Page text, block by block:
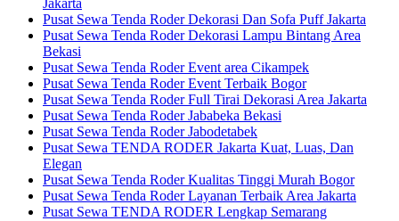
Pusat Sewa Tenda Roder Dekorasi Dan Sofa Puff Jakarta
Pusat Sewa Tenda Roder Dekorasi Lampu Bintang Area
Bekasi
Pusat Sewa Tenda Roder Event area Cikampek
Pusat Sewa Tenda Roder Event Terbaik Bogor
Pusat Sewa Tenda Roder Full Tirai Dekorasi Area Jakarta
Pusat Sewa Tenda Roder Jababeka Bekasi
Pusat Sewa Tenda Roder Jabodetabek
Pusat Sewa TENDA RODER Jakarta Kuat, Luas, Dan
Elegan
Pusat Sewa Tenda Roder Kualitas Tinggi Murah Bogor
Pusat Sewa Tenda Roder Layanan Terbaik Area Jakarta
Pusat Sewa TENDA RODER Lengkap Semarang